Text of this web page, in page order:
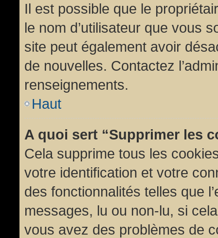
Il est possible que le
le nom d’utilisateur que vous
site peut également avoir
de nouvelles. Contactez
renseignements.
Haut
A quoi sert “Supprimer les
Cela supprime tous les
votre identification et votre
des fonctionnalités telles que
messages, lu ou non-lu, si
vous avez des problèmes de